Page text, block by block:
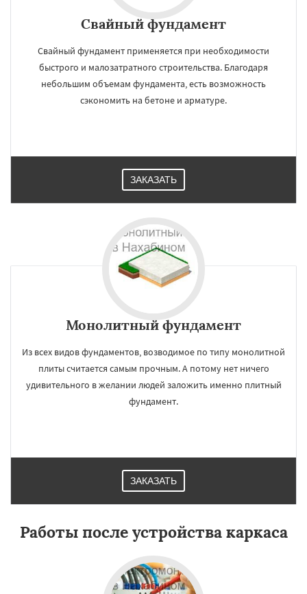
Свайный фундамент
Свайный фундамент применяется при необходимости
быстрого и малозатратного строительства. Благодаря
небольшим объемам фундамента, есть возможность
сэкономить на бетоне и арматуре.
ЗАКАЗАТЬ
Монолитный фундамент
Из всех видов фундаментов, возводимое по типу монолитной
плиты считается самым прочным. А потому нет ничего
удивительного в желании людей заложить именно плитный
фундамент.
ЗАКАЗАТЬ
Работы после устройства каркаса